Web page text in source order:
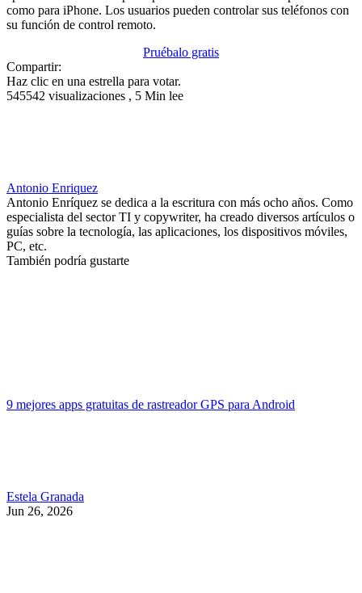
como para iPhone. Los usuarios pueden controlar sus teléfonos con
su función de control remoto.
Pruébalo gratis
Compartir:
Haz clic en una estrella para votar.
545542 visualizaciones , 5 Min lee
Antonio Enriquez
Antonio Enríquez se dedica a la escritura con más ocho años. Como
especialista del sector TI y copywriter, ha creado diversos artículos o
guías sobre la tecnología, las aplicaciones, los dispositivos móviles,
PC, etc.
También podría gustarte
9 mejores apps gratuitas de rastreador GPS para Android
Estela Granada
Jun 26, 2026